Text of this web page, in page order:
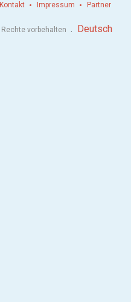
Kontakt Impressum Partner
vorbehalten . Deutsch